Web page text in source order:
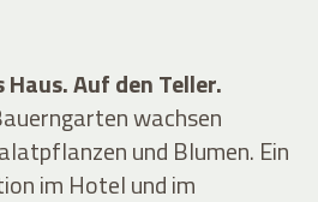
Auf den Teller.
wachsen
und Blumen. Ein
im Hotel und im